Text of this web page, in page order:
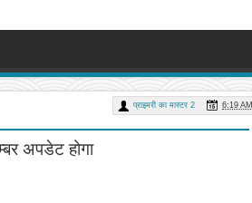
अपडेट होगा
प्राइमरी का मास्टर 2 6:19 AM